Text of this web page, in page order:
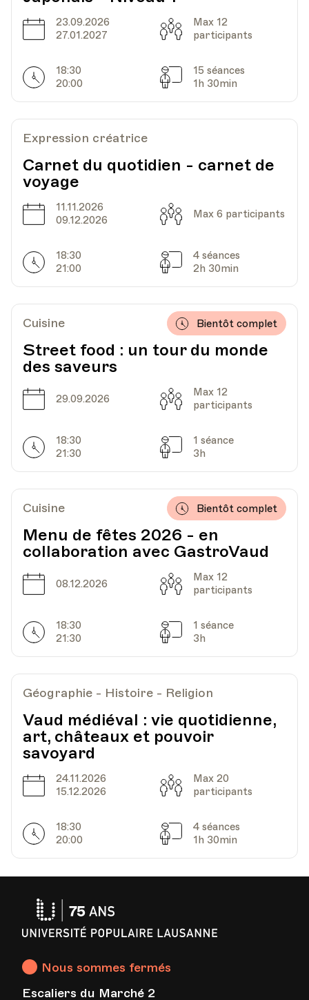
Date
23.09.2026
27.01.2027
Capacité
Max 12
participants
Horarires
18:30
20:00
Séances
15 séances
1h 30min
Expression créatrice
Carnet du quotidien - carnet de
voyage
Date
11.11.2026
09.12.2026
Capacité
Max 6 participants
Horarires
18:30
21:00
Séances
4 séances
2h 30min
Cuisine
Street food : un tour du monde
des saveurs
Bientôt complet
Date
29.09.2026 Capacité
Max 12
participants
Horarires
18:30
21:30
Séances
1 séance
3h
Cuisine
Menu de fêtes 2026 - en
collaboration avec GastroVaud
Bientôt complet
Date
08.12.2026 Capacité
Max 12
participants
Horarires
18:30
21:30
Séances
1 séance
3h
Géographie - Histoire - Religion
Vaud médiéval : vie quotidienne,
art, châteaux et pouvoir
savoyard
Date
24.11.2026
15.12.2026
Capacité
Max 20
participants
Horarires
18:30
20:00
Séances
4 séances
1h 30min
Nous sommes fermés
Escaliers du Marché 2